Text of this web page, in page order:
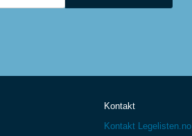
Kontakt
Kontakt Legelisten.no